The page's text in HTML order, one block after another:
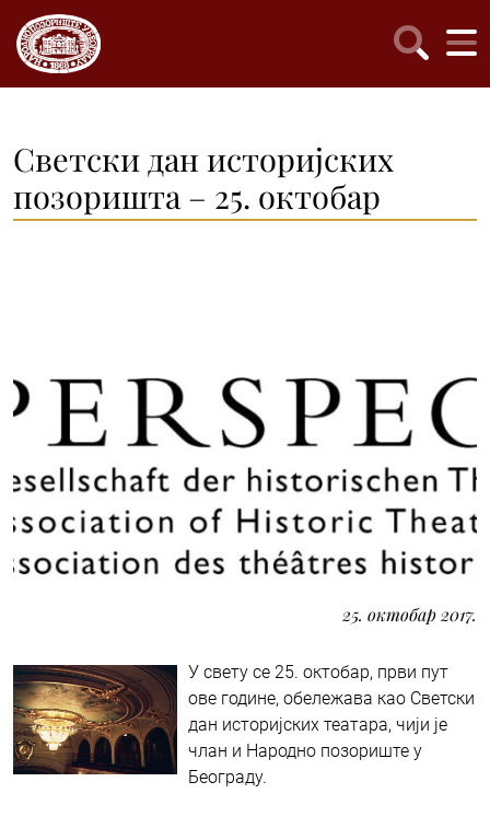
Светски дан историјских
позоришта – 25. октобар
25. октобар 2017.
У свету се 25. октобар, први пут
ове године, обележава као Светски
дан историјских театара, чији је
члан и Народно позориште у
Београду.